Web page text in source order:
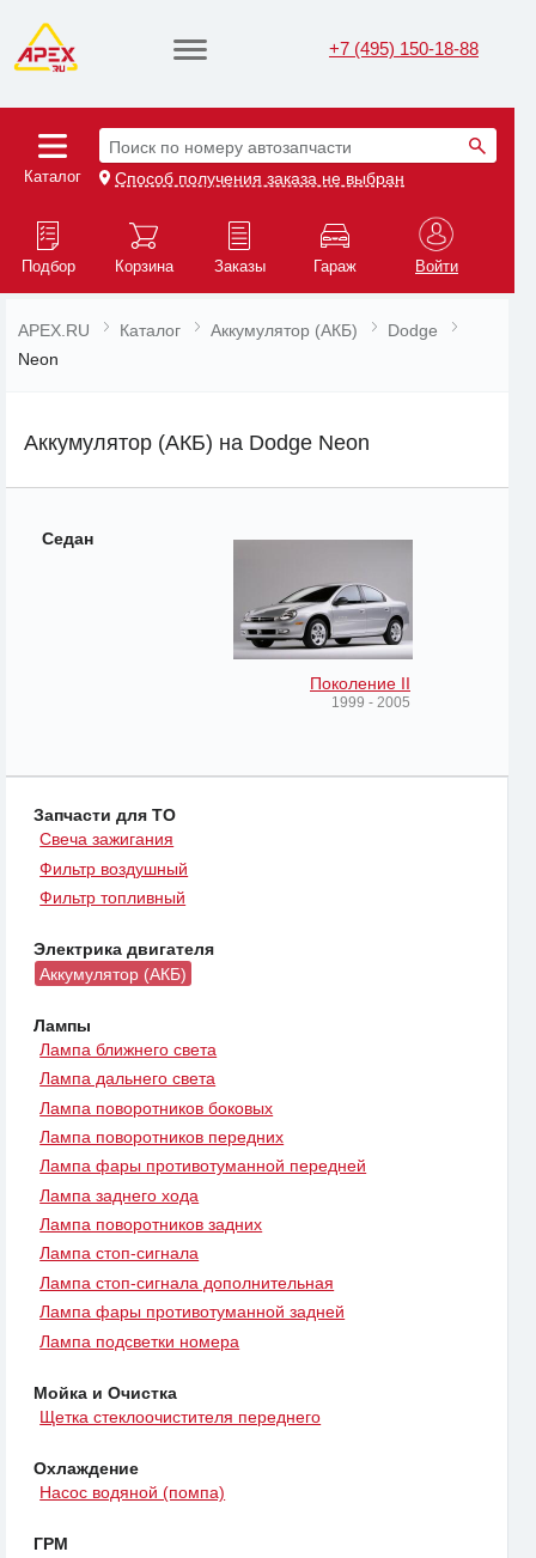
+7 (495) 150-18-88
Каталог
Поиск по номеру автозапчасти
Способ получения заказа не выбран
Подбор Корзина Заказы Гараж Войти
APEX.RU Каталог Аккумулятор (АКБ)
Dodge
Neon
Аккумулятор (АКБ) на Dodge Neon
Седан
Поколение II
1999 - 2005
Запчасти для ТО
Свеча зажигания
Фильтр воздушный
Фильтр топливный
Электрика двигателя
Аккумулятор (АКБ)
Лампы
Лампа ближнего света
Лампа дальнего света
Лампа поворотников боковых
Лампа поворотников передних
Лампа фары противотуманной передней
Лампа заднего хода
Лампа поворотников задних
Лампа стоп-сигнала
Лампа стоп-сигнала дополнительная
Лампа фары противотуманной задней
Лампа подсветки номера
Мойка и Очистка
Щетка стеклоочистителя переднего
Охлаждение
Насос водяной (помпа)
ГРМ